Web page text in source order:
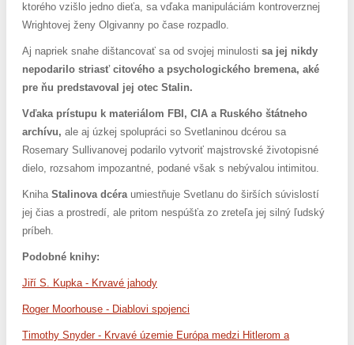
ktorého vzišlo jedno dieťa, sa vďaka manipuláciám kontroverznej
Wrightovej ženy Olgivanny po čase rozpadlo.
Aj napriek snahe dištancovať sa od svojej minulosti sa jej nikdy
nepodarilo striasť citového a psychologického bremena, aké
pre ňu predstavoval jej otec Stalin.
Vďaka prístupu k materiálom FBI, CIA a Ruského štátneho
archívu, ale aj úzkej spolupráci so Svetlaninou dcérou sa
Rosemary Sullivanovej podarilo vytvoriť majstrovské životopisné
dielo, rozsahom impozantné, podané však s nebývalou intimitou.
Kniha Stalinova dcéraumiestňuje Svetlanu do širších súvislostí
jej čias a prostredí, ale pritom nespúšťa zo zreteľa jej silný ľudský
príbeh.
Podobné knihy:
Jiří S. Kupka - Krvavé jahody
Roger Moorhouse - Diablovi spojenci
Timothy Snyder - Krvavé územie Európa medzi Hitlerom a